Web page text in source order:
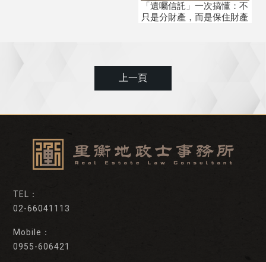
「遺囑信託」一次搞懂：不
只是分財產，而是保住財產
上一頁
02-66041113
0955-606421